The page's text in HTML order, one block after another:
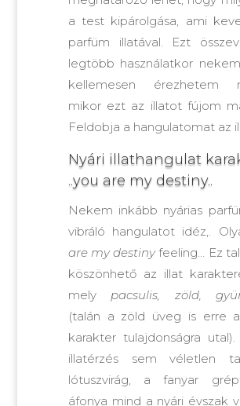
a test kipárolgása, ami
parfüm illatával. Ezt
legtöbb használatkor
kellemesen érezhetem
mikor ezt az illatot fújom
Feldobja a hangulatomat az
Nyári illathangulat
..you are my destiny..
Nekem inkább nyárias
vibráló hangulatot idéz,.
are my destinyfeeling… Ez
köszönhető az illat
mely pacsulis, zöld,
(talán a zöld üveg is erre
karakter tulajdonságra
illatérzés sem véletlen
lótuszvirág, a fanyar
áfonya mind a nyári évszak